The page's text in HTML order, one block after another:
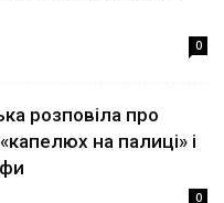
0
розповіла про
на палиці» і
0